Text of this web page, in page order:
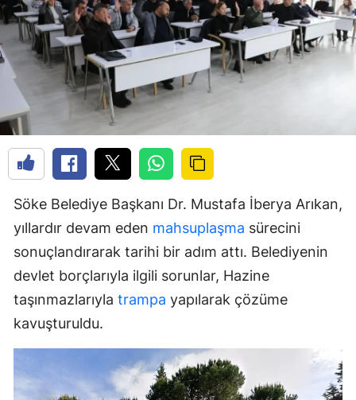
Söke Belediye Başkanı Dr. Mustafa İberya Arıkan,
yıllardır devam eden mahsuplaşma sürecini
sonuçlandırarak tarihi bir adım attı. Belediyenin
devlet borçlarıyla ilgili sorunlar, Hazine
taşınmazlarıyla trampa yapılarak çözüme
kavuşturuldu.